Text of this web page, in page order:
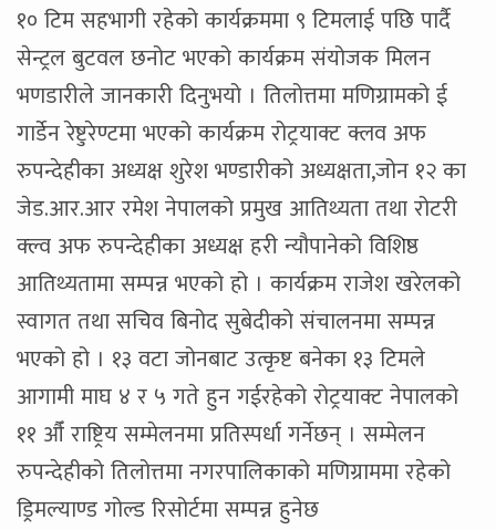
१० टिम सहभागी रहेको कार्यक्रममा ९ टिमलाई पछि पार्दै
सेन्ट्रल बुटवल छनोट भएको कार्यक्रम संयोजक मिलन
भणडारीले जानकारी दिनुभयो । तिलोत्तमा मणिग्रामको ई
गार्डेन रेष्टुरेण्टमा भएको कार्यक्रम रोट्रयाक्ट क्लव अफ
रुपन्देहीका अध्यक्ष शुरेश भण्डारीको अध्यक्षता,जोन १२ का
जेड.आर.आर रमेश नेपालको प्रमुख आतिथ्यता तथा रोटरी
क्ल्व अफ रुपन्देहीका अध्यक्ष हरी न्यौपानेको विशिष्ठ
आतिथ्यतामा सम्पन्न भएको हो । कार्यक्रम राजेश खरेलको
स्वागत तथा सचिव बिनोद सुबेदीको संचालनमा सम्पन्न
भएको हो । १३ वटा जोनबाट उत्कृष्ट बनेका १३ टिमले
आगामी माघ ४ र ५ गते हुन गईरहेको रोट्रयाक्ट नेपालको
११ औँ राष्ट्रिय सम्मेलनमा प्रतिस्पर्धा गर्नेछन् । सम्मेलन
रुपन्देहीको तिलोत्तमा नगरपालिकाको मणिग्राममा रहेको
ड्रिमल्याण्ड गोल्ड रिसोर्टमा सम्पन्न हुनेछ